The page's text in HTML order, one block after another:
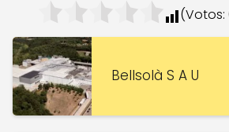
(Votos:
Bellsolà S A U